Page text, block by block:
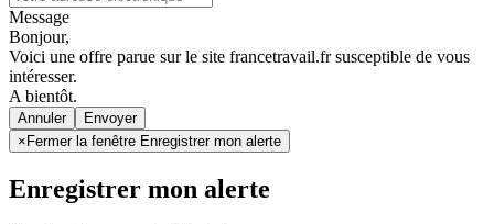
Message
Bonjour,
Voici une offre parue sur le site francetravail.fr susceptible de vous
intéresser.
A bientôt.
Annuler
× Fermer la fenêtre Enregistrer mon alerte
Enregistrer mon alerte